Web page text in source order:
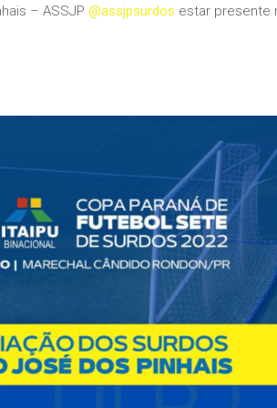
– ASSJP @assjpsurdos estar presente